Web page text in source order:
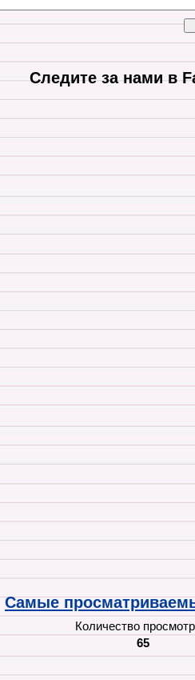
Следите за нами в
Самые
Количество
65